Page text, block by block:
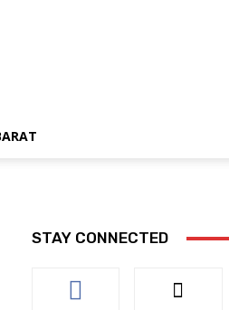
STAY CONNECTED